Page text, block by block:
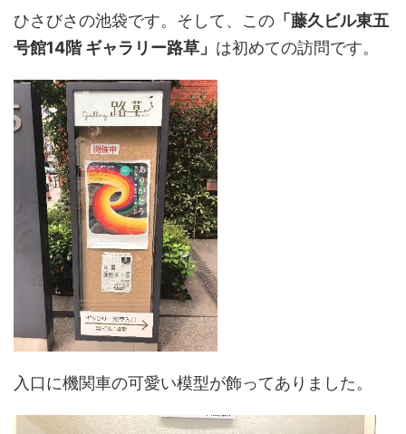
ひさびさの池袋です。そして、この 「藤久ビル東五
号館14階 ギャラリー路草」 は初めての訪問です。
入口に機関車の可愛い模型が飾ってありました。